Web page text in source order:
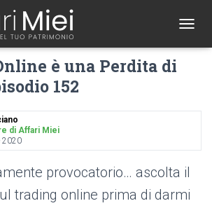
O
N
G
T
è una Perdita di
152
di Affari Miei
2020
provocatorio… ascolta il
trading online prima di darmi